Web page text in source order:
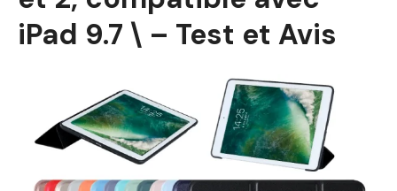
iPad 9.7 \ – Test et Avis